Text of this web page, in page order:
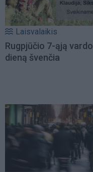
Laisvalaikis
Rugpjūčio 7-ąją vardo
dieną švenčia